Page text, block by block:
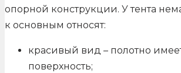
опорной конструкции. У тента
к основным относят:
красивый вид – полотно
поверхность;